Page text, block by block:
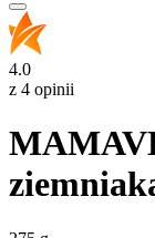
4.0
z 4 opinii